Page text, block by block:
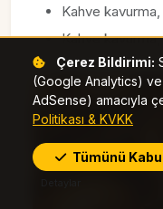
Kahve kavurma,
Kahve
Çerez Bildirimi:
(Google Analytics)
AdSense) amacıyla
Politikası & KVKK
Tümünü